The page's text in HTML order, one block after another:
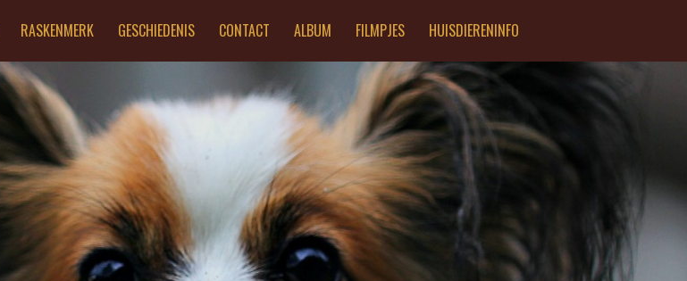
RASKENMERK GESCHIEDENIS CONTACT ALBUM FILMPJES HUISDIERENINFO